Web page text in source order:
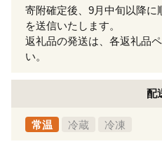
寄附確定後、9月中旬以降に
を送信いたします。
返礼品の発送は、各返礼品
い。
配
常温 冷蔵 冷凍